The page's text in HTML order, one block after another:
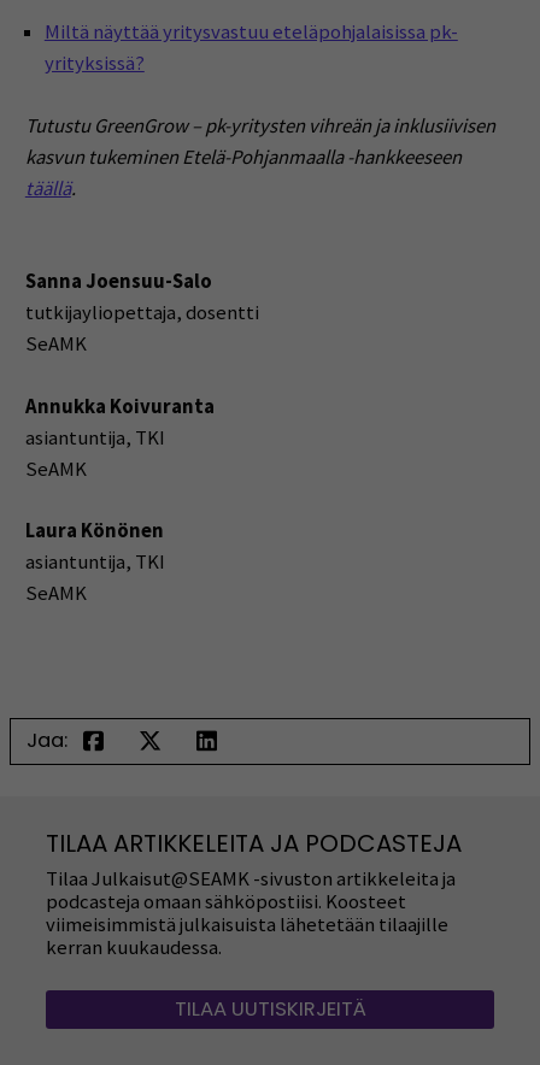
Miltä näyttää yritysvastuu eteläpohjalaisissa pk-
yrityksissä?
Tutustu GreenGrow – pk-yritysten vihreän ja inklusiivisen
kasvun tukeminen Etelä-Pohjanmaalla -hankkeeseen
täällä.
Sanna Joensuu-Salo
tutkijayliopettaja, dosentti
SeAMK
Annukka Koivuranta
asiantuntija, TKI
SeAMK
Laura Könönen
asiantuntija, TKI
SeAMK
Jaa:
TILAA ARTIKKELEITA JA PODCASTEJA
Tilaa Julkaisut@SEAMK -sivuston artikkeleita ja
podcasteja omaan sähköpostiisi. Koosteet
viimeisimmistä julkaisuista lähetetään tilaajille
kerran kuukaudessa.
TILAA UUTISKIRJEITÄ